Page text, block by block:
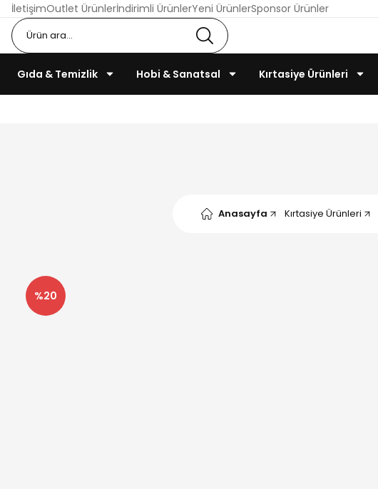
İletişimOutlet Ürünlerİndirimli ÜrünlerYeni ÜrünlerSponsor Ürünler
Gıda & Temizlik Hobi & Sanatsal Kırtasiye Ürünleri
Anasayfa Kırtasiye Ürünleri
%20